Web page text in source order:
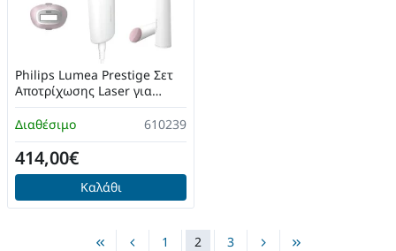
Διαθέσιμο 610239
Philips Lumea Prestige Σετ
Αποτρίχωσης Laser για
Πρόσωπο, Σώμα & Μπικίνι
BRI949/00
414,00€
Καλάθι
1 2 3